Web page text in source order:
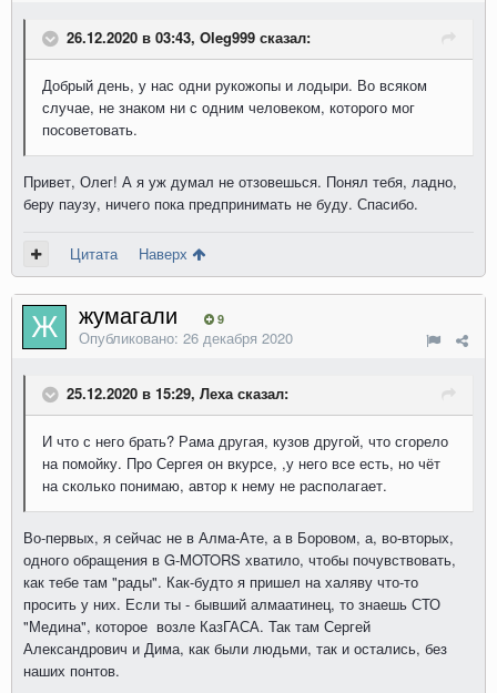
26.12.2020 в 03:43, Oleg999 сказал:
Добрый день, у нас одни рукожопы и лодыри. Во всяком
случае, не знаком ни с одним человеком, которого мог
посоветовать.
Привет, Олег! А я уж думал не отзовешься. Понял тебя, ладно,
беру паузу, ничего пока предпринимать не буду. Спасибо.
Цитата Наверх
жумагали 9
Опубликовано: 26 декабря 2020
25.12.2020 в 15:29, Леха сказал:
И что с него брать? Рама другая, кузов другой, что сгорело
на помойку. Про Сергея он вкурсе, ,у него все есть, но чёт
на сколько понимаю, автор к нему не располагает.
Во-первых, я сейчас не в Алма-Ате, а в Боровом, а, во-вторых,
одного обращения в G-MOTORS хватило, чтобы почувствовать,
как тебе там "рады". Как-будто я пришел на халяву что-то
просить у них. Если ты - бывший алмаатинец, то знаешь СТО
"Медина", которое возле КазГАСА. Так там Сергей
Александрович и Дима, как были людьми, так и остались, без
наших понтов.